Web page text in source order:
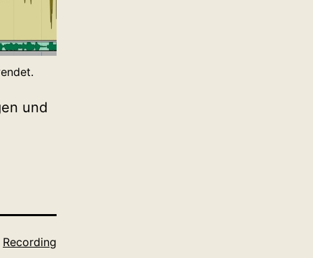
und
Recording